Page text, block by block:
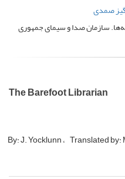
صمدی
سازمان صدا و سیمای جمهوری
The Barefoot Librarian
By: J. Yocklunn Translated by: